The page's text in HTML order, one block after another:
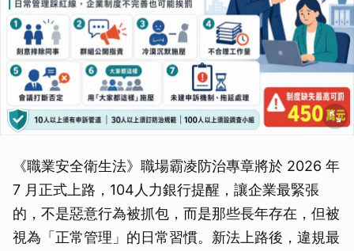
《職業安全衛生法》職場霸凌防治專章將於 2026 年
7 月正式上路，104人力銀行提醒，讓企業最緊張
的，不是惡意行為被抓包，而是那些長年存在，但被
視為「正常管理」的日常習慣。新法上路後，違規最